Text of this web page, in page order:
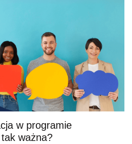
w programie
ważna?